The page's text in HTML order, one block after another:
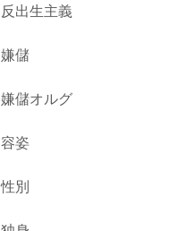
反出生主義
嫌儲
嫌儲オルグ
容姿
性別